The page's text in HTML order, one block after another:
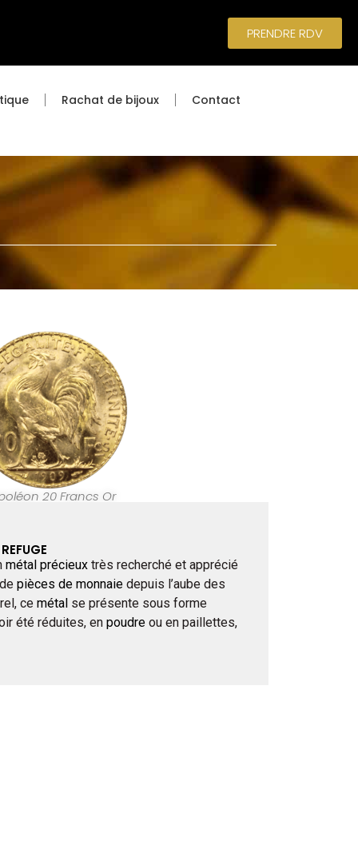
PRENDRE RDV
Rachat de bijoux Contact
20 Francs Or
métal précieuxtrès recherché et apprécié
pièces de monnaiedepuis l’aube des
ce métal se présente sous forme
été réduites, en poudreou en paillettes,